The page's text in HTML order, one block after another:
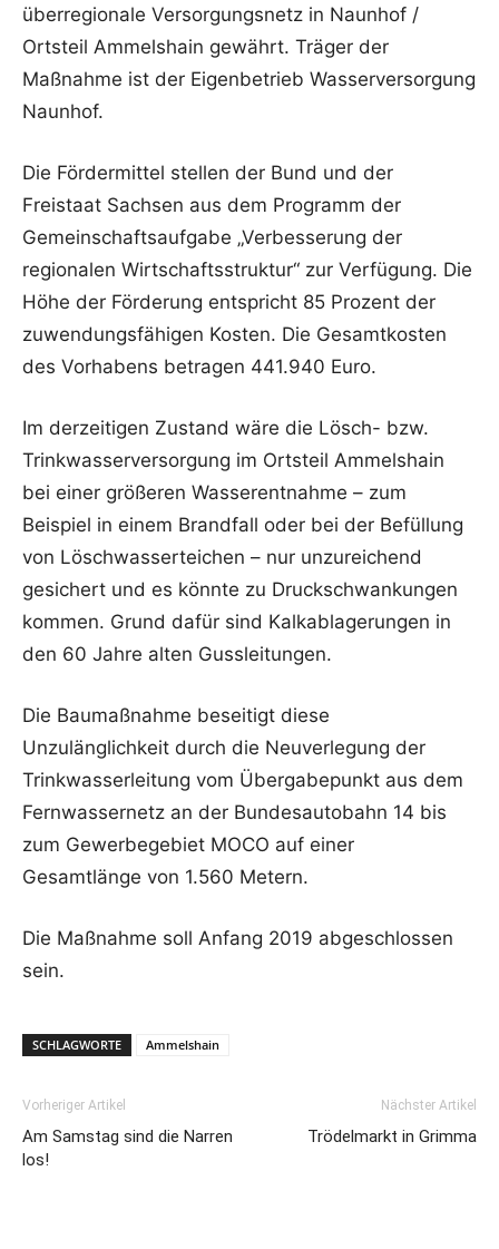
überregionale Versorgungsnetz in Naunhof /
Ortsteil Ammelshain gewährt. Träger der
Maßnahme ist der Eigenbetrieb Wasserversorgung
Naunhof.
Die Fördermittel stellen der Bund und der
Freistaat Sachsen aus dem Programm der
Gemeinschaftsaufgabe „Verbesserung der
regionalen Wirtschaftsstruktur“ zur Verfügung. Die
Höhe der Förderung entspricht 85 Prozent der
zuwendungsfähigen Kosten. Die Gesamtkosten
des Vorhabens betragen 441.940 Euro.
Im derzeitigen Zustand wäre die Lösch- bzw.
Trinkwasserversorgung im Ortsteil Ammelshain
bei einer größeren Wasserentnahme – zum
Beispiel in einem Brandfall oder bei der Befüllung
von Löschwasserteichen – nur unzureichend
gesichert und es könnte zu Druckschwankungen
kommen. Grund dafür sind Kalkablagerungen in
den 60 Jahre alten Gussleitungen.
Die Baumaßnahme beseitigt diese
Unzulänglichkeit durch die Neuverlegung der
Trinkwasserleitung vom Übergabepunkt aus dem
Fernwassernetz an der Bundesautobahn 14 bis
zum Gewerbegebiet MOCO auf einer
Gesamtlänge von 1.560 Metern.
Die Maßnahme soll Anfang 2019 abgeschlossen
sein.
SCHLAGWORTE Ammelshain
Vorheriger Artikel
Am Samstag sind die Narren
los!
Nächster Artikel
Trödelmarkt in Grimma